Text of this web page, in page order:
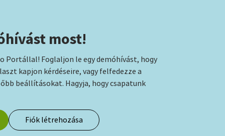
most!
Portállal! Foglaljon le egy demóhívást, hogy
kapjon kérdéseire, vagy felfedezze a
beállításokat. Hagyja, hogy csapatunk
Fiók létrehozása